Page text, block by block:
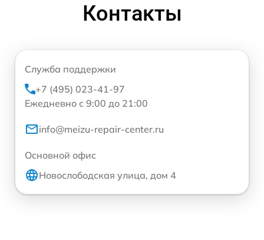
Контакты
Служба поддержки
+7 (495) 023-41-97
Ежедневно с 9:00 до 21:00
info@meizu-repair-center.ru
Основной офис
Новослободская улица, дом 4